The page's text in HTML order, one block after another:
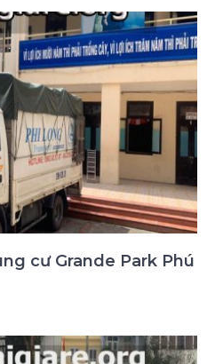
cư Grande Park Phú